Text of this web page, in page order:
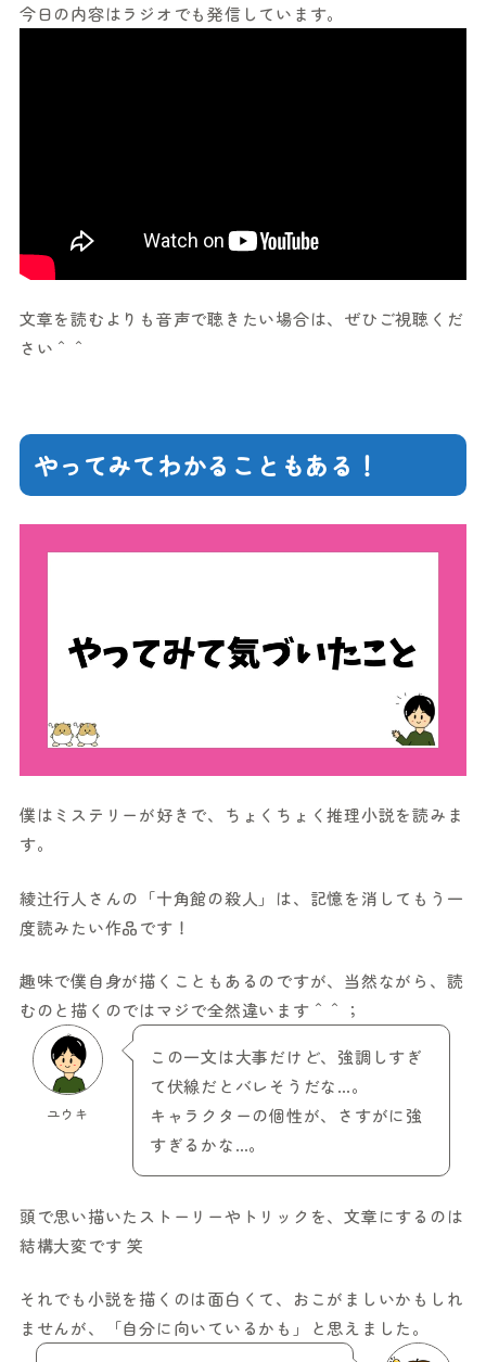
今日の内容はラジオでも発信しています。
文章を読むよりも音声で聴きたい場合は、ぜひご視聴くだ
さい＾＾
やってみてわかることもある！
僕はミステリーが好きで、ちょくちょく推理小説を読みま
す。
綾辻行人さんの「十角館の殺人」は、記憶を消してもう一
度読みたい作品です！
趣味で僕自身が描くこともあるのですが、当然ながら、読
むのと描くのではマジで全然違います＾＾；
ユウキ
この一文は大事だけど、強調しすぎ
て伏線だとバレそうだな…。
キャラクターの個性が、さすがに強
すぎるかな…。
頭で思い描いたストーリーやトリックを、文章にするのは
結構大変です 笑
それでも小説を描くのは面白くて、おこがましいかもしれ
ませんが、「自分に向いているかも」と思えました。